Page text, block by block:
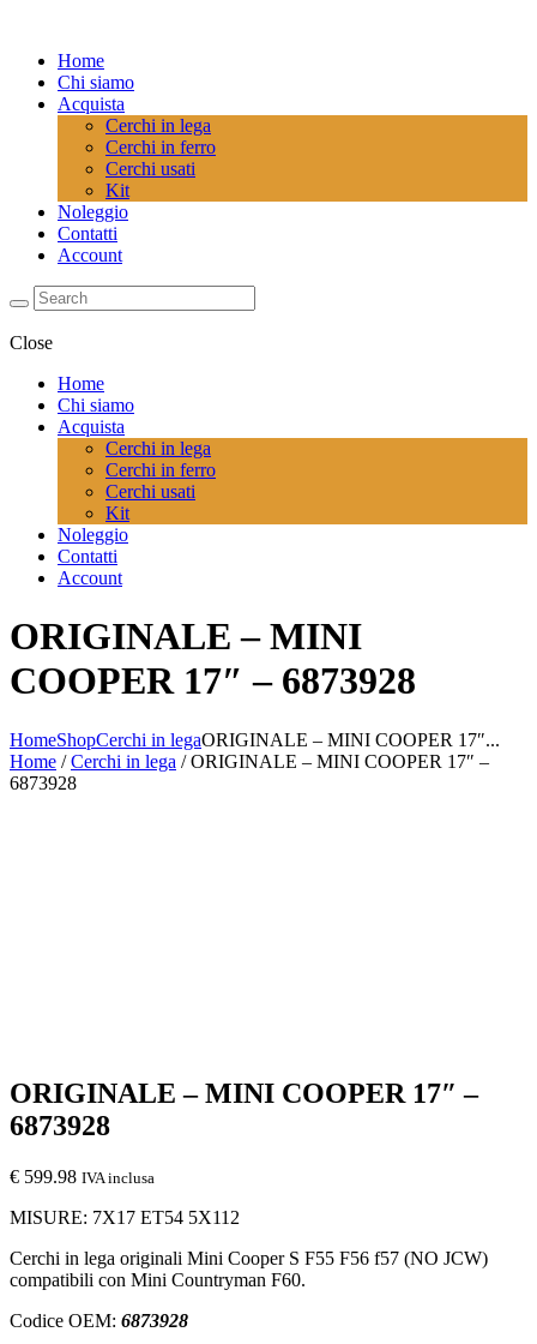
Home
Chi siamo
Acquista
Cerchi in lega
Cerchi in ferro
Cerchi usati
Kit
Noleggio
Contatti
Account
Close
Home
Chi siamo
Acquista
Cerchi in lega
Cerchi in ferro
Cerchi usati
Kit
Noleggio
Contatti
Account
ORIGINALE – MINI
COOPER 17″ – 6873928
HomeShopCerchi in legaORIGINALE – MINI COOPER 17″...
Home /Cerchi in lega / ORIGINALE – MINI COOPER 17″ –
6873928
ORIGINALE – MINI COOPER 17″ –
6873928
€ 599.98 IVA inclusa
MISURE: 7X17 ET54 5X112
Cerchi in lega originali Mini Cooper S F55 F56 f57 (NO JCW)
compatibili con Mini Countryman F60.
Codice OEM: 6873928